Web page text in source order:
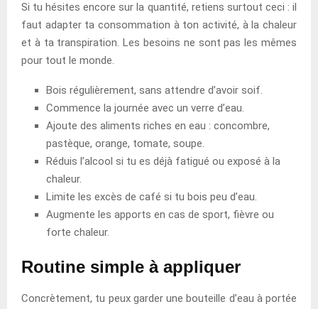
Si tu hésites encore sur la quantité, retiens surtout ceci : il
faut adapter ta consommation à ton activité, à la chaleur
et à ta transpiration. Les besoins ne sont pas les mêmes
pour tout le monde.
Bois régulièrement, sans attendre d’avoir soif.
Commence la journée avec un verre d’eau.
Ajoute des aliments riches en eau : concombre,
pastèque, orange, tomate, soupe.
Réduis l’alcool si tu es déjà fatigué ou exposé à la
chaleur.
Limite les excès de café si tu bois peu d’eau.
Augmente les apports en cas de sport, fièvre ou
forte chaleur.
Routine simple à appliquer
Concrètement, tu peux garder une bouteille d’eau à portée